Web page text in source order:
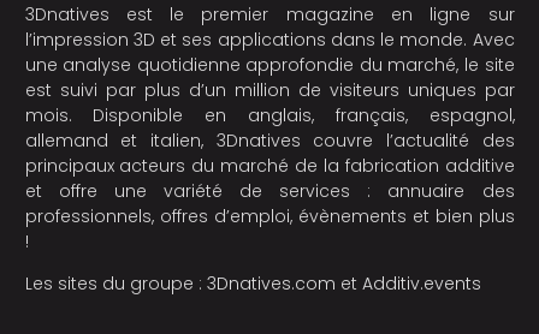
3Dnatives est le premier magazine en ligne sur
l’impression 3D et ses applications dans le monde. Avec
une analyse quotidienne approfondie du marché, le site
est suivi par plus d’un million de visiteurs uniques par
mois. Disponible en anglais, français, espagnol,
allemand et italien, 3Dnatives couvre l’actualité des
principaux acteurs du marché de la fabrication additive
et offre une variété de services : annuaire des
professionnels, offres d’emploi, évènements et bien plus
!
Les sites du groupe : 3Dnatives.com et Additiv.events